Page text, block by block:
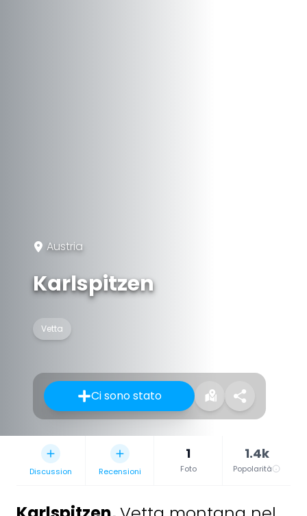
Austria
Karlspitzen
Vetta
Ci sono stato
Discussion Recensioni
1
Foto
1.4k
Popolarità